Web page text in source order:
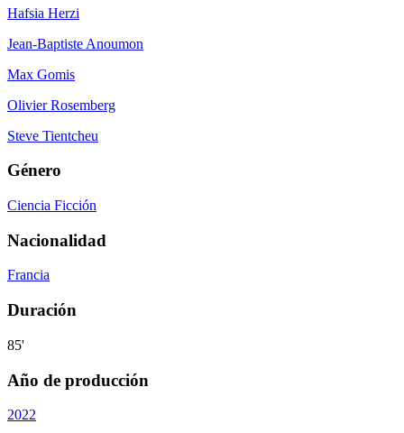
Hafsia Herzi
Jean-Baptiste Anoumon
Max Gomis
Olivier Rosemberg
Steve Tientcheu
Género
Ciencia Ficción
Nacionalidad
Francia
Duración
85'
Año de producción
2022